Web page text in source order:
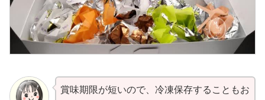
賞味期限が短いので、冷凍保存することもお